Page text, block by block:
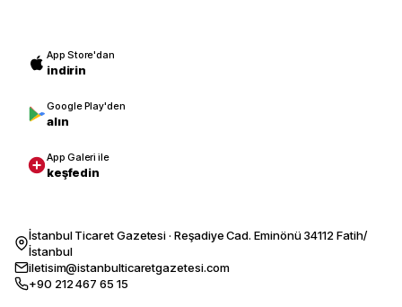
App Store'dan
indirin
Google Play'den
alın
App Galeri ile
keşfedin
İstanbul Ticaret Gazetesi · Reşadiye Cad. Eminönü 34112 Fatih/
İstanbul
iletisim@istanbulticaretgazetesi.com
+90 212 467 65 15